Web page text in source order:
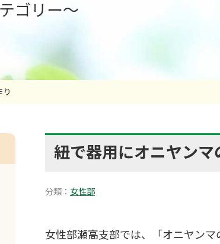
ゴリー～
紐で器用にオニヤンマ
分類： 女性部
女性部瀬高支部では、「オニヤン